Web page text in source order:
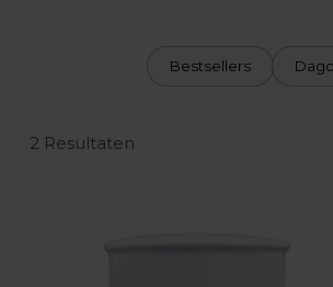
Bestsellers
2 Resultaten